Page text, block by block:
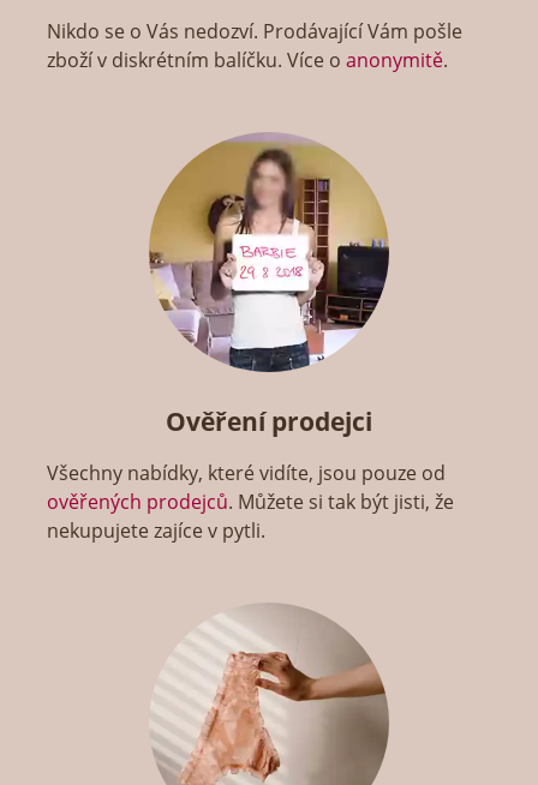
Nikdo se o Vás nedozví. Prodávající Vám pošle
zboží v diskrétním balíčku. Více oanonymitě.
Ověření prodejci
Všechny nabídky, které vidíte, jsou pouze od
ověřených prodejců. Můžete si tak být jisti, že
nekupujete zajíce v pytli.